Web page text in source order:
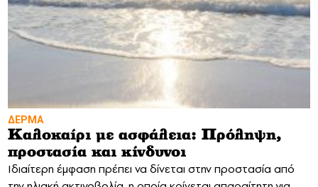
ΔΕΡΜΑ
Καλοκαίρι με ασφάλεια: Πρόληψη,
προστασία και κίνδυνοι
Ιδιαίτερη έμφαση πρέπει να δίνεται στην προστασία από